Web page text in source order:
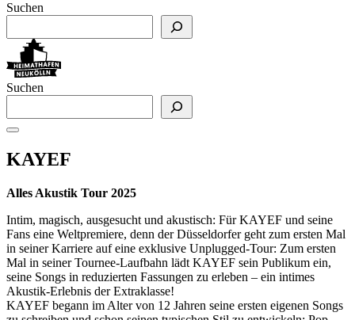
Suchen
Suchen
KAYEF
Alles Akustik Tour 2025
Intim, magisch, ausgesucht und akustisch: Für KAYEF und seine
Fans eine Weltpremiere, denn der Düsseldorfer geht zum ersten Mal
in seiner Karriere auf eine exklusive Unplugged-Tour: Zum ersten
Mal in seiner Tournee-Laufbahn lädt KAYEF sein Publikum ein,
seine Songs in reduzierten Fassungen zu erleben – ein intimes
Akustik-Erlebnis der Extraklasse!
KAYEF begann im Alter von 12 Jahren seine ersten eigenen Songs